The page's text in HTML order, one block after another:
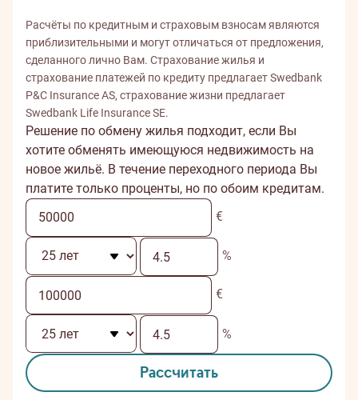
Расчёты по кредитным и страховым взносам являются
приблизительными и могут отличаться от предложения,
сделанного лично Вам. Страхование жилья и
страхование платежей по кредиту предлагает Swedbank
P&C Insurance AS, страхование жизни предлагает
Swedbank Life Insurance SE.
Решение по обмену жилья подходит, если Вы
хотите обменять имеющуюся недвижимость на
новое жильё. В течение переходного периода Вы
платите только проценты, но по обоим кредитам.
€
%
€
%
Рассчитать